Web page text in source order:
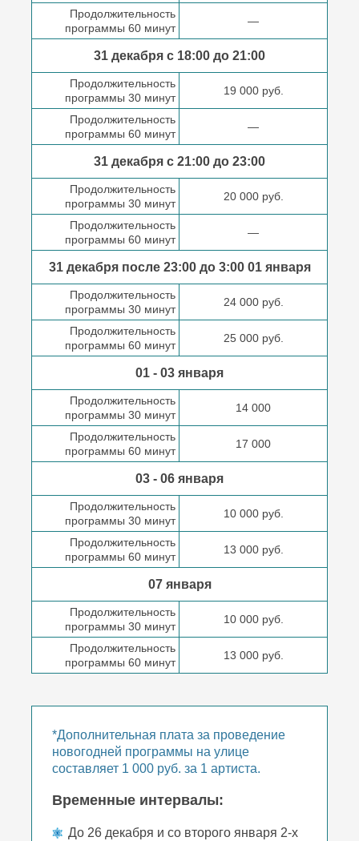
Продолжительность
программы 60 минут
—
31 декабря с 18:00 до 21:00
Продолжительность
программы 30 минут
19 000 руб.
Продолжительность
программы 60 минут
—
31 декабря с 21:00 до 23:00
Продолжительность
программы 30 минут
20 000 руб.
Продолжительность
программы 60 минут
—
31 декабря после23:00 до 3:0001 января
Продолжительность
программы 30 минут
24 000 руб.
Продолжительность
программы 60 минут
25 000 руб.
01 - 03 января
Продолжительность
программы 30 минут
14 000
Продолжительность
программы 60 минут
17 000
03 - 06 января
Продолжительность
программы 30 минут
10 000 руб.
Продолжительность
программы 60 минут
13 000 руб.
07 января
Продолжительность
программы 30 минут
10 000 руб.
Продолжительность
программы 60 минут
13 000 руб.
*Дополнительная плата за проведение
новогодней программы на улице
составляет 1 000 руб. за 1 артиста.
Временные интервалы:
До 26 декабря и со второго января 2-х